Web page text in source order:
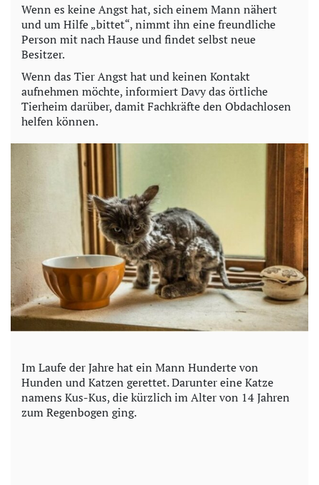
Wenn es keine Angst hat, sich einem Mann nähert
und um Hilfe „bittet“, nimmt ihn eine freundliche
Person mit nach Hause und findet selbst neue
Besitzer.
Wenn das Tier Angst hat und keinen Kontakt
aufnehmen möchte, informiert Davy das örtliche
Tierheim darüber, damit Fachkräfte den Obdachlosen
helfen können.
Im Laufe der Jahre hat ein Mann Hunderte von
Hunden und Katzen gerettet. Darunter eine Katze
namens Kus-Kus, die kürzlich im Alter von 14 Jahren
zum Regenbogen ging.